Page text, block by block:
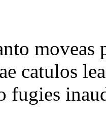
moveas
catulos
fugies